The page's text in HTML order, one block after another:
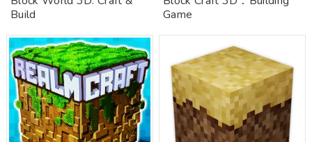
Build
Game